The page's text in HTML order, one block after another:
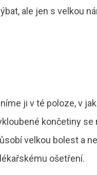
ale jen s velkou
ji v té poloze, v
končetiny se
velkou bolest a
ošetření.